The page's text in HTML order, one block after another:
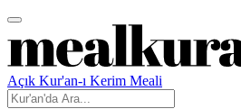
Açık Kur'an-ı Kerim Meali